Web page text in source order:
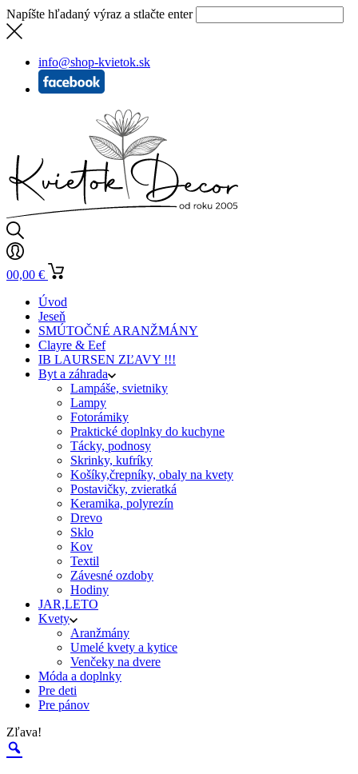
Napíšte hľadaný výraz a stlačte enter
info@shop-kvietok.sk
00,00 €
Úvod
Jeseň
SMÚTOČNÉ ARANŽMÁNY
Clayre & Eef
IB LAURSEN ZĽAVY !!!
Byt a záhrada
Lampáše, svietniky
Lampy
Fotorámiky
Praktické doplnky do kuchyne
Tácky, podnosy
Skrinky, kufríky
Košíky,črepníky, obaly na kvety
Postavičky, zvieratká
Keramika, polyrezín
Drevo
Sklo
Kov
Textil
Závesné ozdoby
Hodiny
JAR,LETO
Kvety
Aranžmány
Umelé kvety a kytice
Venčeky na dvere
Móda a doplnky
Pre deti
Pre pánov
Zľava!